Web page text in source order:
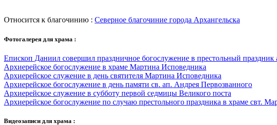
Относится к благочинию : Северное благочиние города Архангельска
Фотогалерея для храма :
Епископ Даниил совершил праздничное богослужение в престольный праздник
Архиерейское богослужение в храме Мартина Исповедника
Архиерейское служение в день святителя Мартина Исповедника
Архиерейское богослужение в день памяти св. ап. Андрея Первозванного
Архиерейское служение в субботу первой седмицы Великого поста
Архиерейское богослужение по случаю престольного праздника в храме свт.
Видеозаписи для храма :